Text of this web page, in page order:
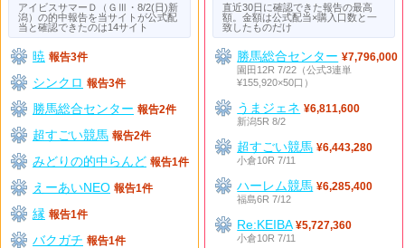
アイビスサマーＤ（ＧⅢ・8/2(日)新
潟）の的中報告を当サイトが公式配
当と確認できたのは14サイト
暁 報告3件
シンクロ 報告3件
勝馬総合センター 報告2件
超すごい競馬 報告2件
みどりの的中らんど 報告1件
えーあいNEO 報告1件
縁 報告1件
バクガチ 報告1件
直近30日に確認できた報告の最高
額。金額は公式配当×購入口数と一
致したものだけ
勝馬総合センター ¥7,796,000
園田12R 7/22（公式3連単
¥155,920×50口）
うまジェネ ¥6,811,600
新潟5R 8/2
超すごい競馬 ¥6,443,280
小倉10R 7/11
ハーレム競馬 ¥6,285,400
福島6R 7/12
Re:KEIBA ¥5,727,360
小倉10R 7/11